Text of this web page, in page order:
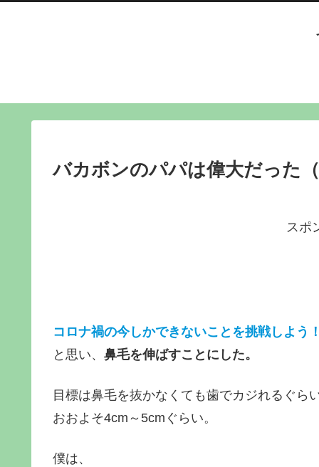
バカボンのパパは偉大だった
スポ
コロナ禍の今しかできないことを挑戦しよう！
と思い、 鼻毛を伸ばすことにした。
目標は鼻毛を抜かなくても歯でカジれるぐらい
おおよそ4cm～5cmぐらい。
僕は、